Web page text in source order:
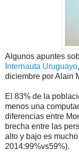
Algunos apuntes
Internauta Uruguayo
diciembre por Alain
El 83% de la
menos una
diferencias entre
brecha entre las
alto y bajo es
2014:99%vs59%).